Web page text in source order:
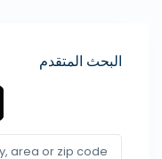
البحث المتقدم